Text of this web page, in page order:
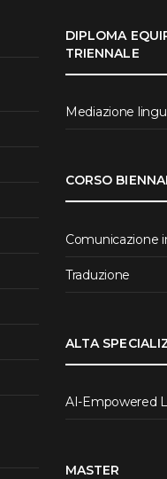
DIPLOMA
TRIENNALE
Mediazione
CORSO
Comunicazione
Traduzione
ALTA
AI-Empowered
MASTER